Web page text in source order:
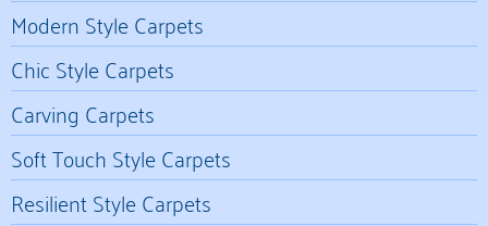
Modern Style Carpets
Chic Style Carpets
Carving Carpets
Soft Touch Style Carpets
Resilient Style Carpets